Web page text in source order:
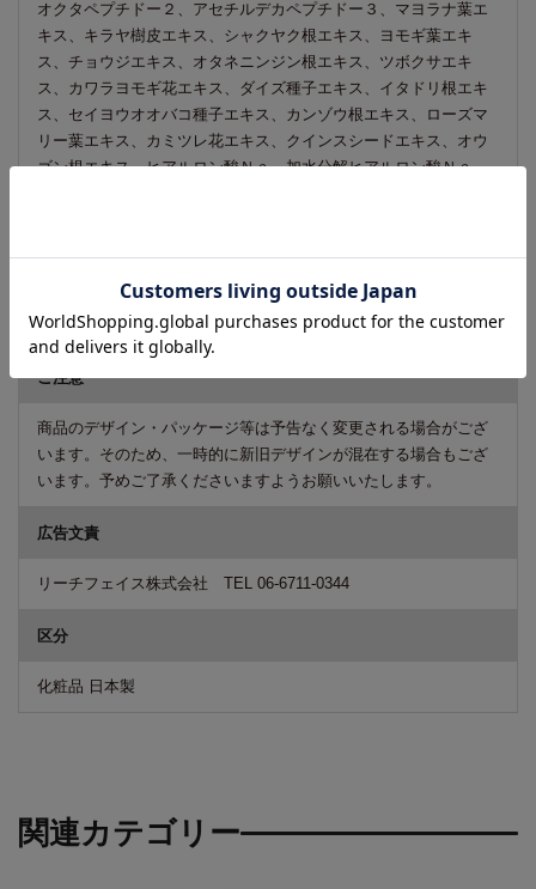
オクタペプチドー２、アセチルデカペプチドー３、マヨラナ葉エ
キス、キラヤ樹皮エキス、シャクヤク根エキス、ヨモギ葉エキ
ス、チョウジエキス、オタネニンジン根エキス、ツボクサエキ
ス、カワラヨモギ花エキス、ダイズ種子エキス、イタドリ根エキ
ス、セイヨウオオバコ種子エキス、カンゾウ根エキス、ローズマ
リー葉エキス、カミツレ花エキス、クインスシードエキス、オウ
ゴン根エキス、ヒアルロン酸Ｎａ、加水分解ヒアルロン酸Ｎａ、
キストラン、レブリン酸、クエン酸、クエン酸Ｎａ、ＥＤＴＡー
２Ｎａ、ＰＥＧー４０水添ヒマシ油、ＰＥＧー６０水添ヒマシ油
ご注意
商品のデザイン・パッケージ等は予告なく変更される場合がござ
います。そのため、一時的に新旧デザインが混在する場合もござ
います。予めご了承くださいますようお願いいたします。
広告文責
リーチフェイス株式会社 TEL 06-6711-0344
区分
化粧品 日本製
関連カテゴリー